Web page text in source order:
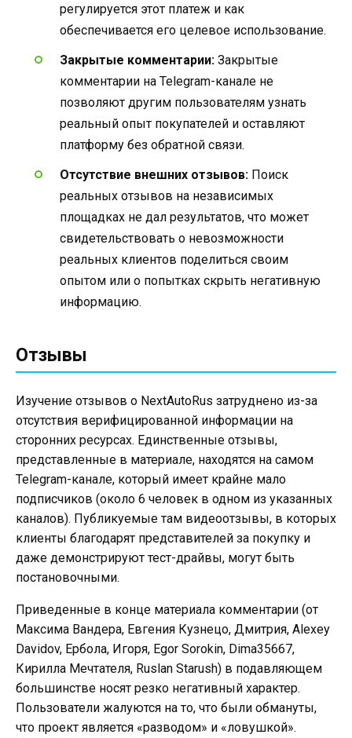
регулируется этот платеж и как
обеспечивается его целевое использование.
Закрытые комментарии: Закрытые
комментарии на Telegram-канале не
позволяют другим пользователям узнать
реальный опыт покупателей и оставляют
платформу без обратной связи.
Отсутствие внешних отзывов: Поиск
реальных отзывов на независимых
площадках не дал результатов, что может
свидетельствовать о невозможности
реальных клиентов поделиться своим
опытом или о попытках скрыть негативную
информацию.
Отзывы
Изучение отзывов о NextAutoRus затруднено из-за
отсутствия верифицированной информации на
сторонних ресурсах. Единственные отзывы,
представленные в материале, находятся на самом
Telegram-канале, который имеет крайне мало
подписчиков (около 6 человек в одном из указанных
каналов). Публикуемые там видеоотзывы, в которых
клиенты благодарят представителей за покупку и
даже демонстрируют тест-драйвы, могут быть
постановочными.
Приведенные в конце материала комментарии (от
Максима Вандера, Евгения Кузнецо, Дмитрия, Alexey
Davidov, Ербола, Игоря, Egor Sorokin, Dima35667,
Кирилла Мечтателя, Ruslan Starush) в подавляющем
большинстве носят резко негативный характер.
Пользователи жалуются на то, что были обмануты,
что проект является «разводом» и «ловушкой».